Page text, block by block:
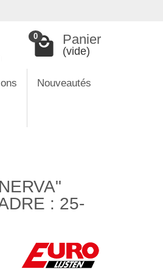
0 Panier
(vide)
Nouveautés
: 25-